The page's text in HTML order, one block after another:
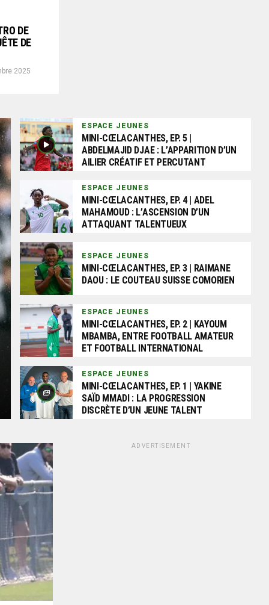
DE
DE
2025
ESPACE JEUNES
MINI-CŒLACANTHES, EP. 5 |
ABDELMAJID DJAE : L’APPARITION D’UN
AILIER CRÉATIF ET PERCUTANT
ESPACE JEUNES
MINI-CŒLACANTHES, EP. 4 | ADEL
MAHAMOUD : L’ASCENSION D’UN
ATTAQUANT TALENTUEUX
ESPACE JEUNES
MINI-CŒLACANTHES, EP. 3 | RAIMANE
DAOU : LE COUTEAU SUISSE COMORIEN
ESPACE JEUNES
MINI-CŒLACANTHES, EP. 2 | KAYOUM
MBAMBA, ENTRE FOOTBALL AMATEUR
ET FOOTBALL INTERNATIONAL
ESPACE JEUNES
MINI-CŒLACANTHES, EP. 1 | YAKINE
SAÏD MMADI : LA PROGRESSION
DISCRÈTE D’UN JEUNE TALENT
ADVERTISEMENT